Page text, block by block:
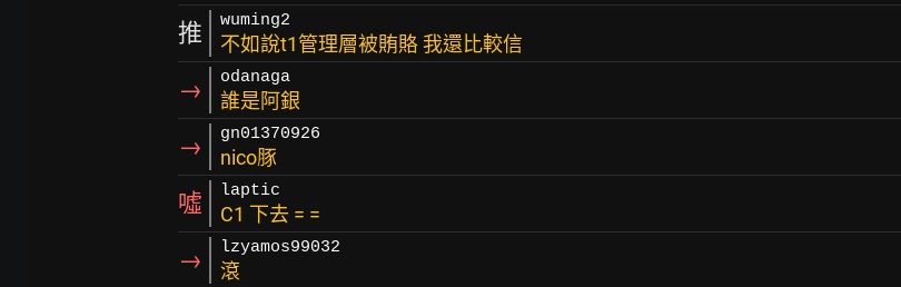
推 wuming2
不如說t1管理層被賄賂 我還比較信
→ odanaga
誰是阿銀
→ gn01370926
nico豚
噓 laptic
C1 下去 = =
→ lzyamos99032
滾